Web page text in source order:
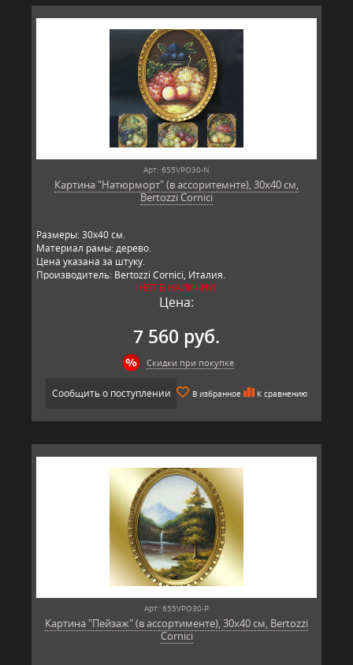
Арт: 655VPO30-N
Картина "Натюрморт" (в ассоритемнте), 30х40 см,
Bertozzi Cornici
Размеры: 30х40 см.
Материал рамы: дерево.
Цена указана за штуку.
Производитель: Bertozzi Cornici, Италия.
НЕТ В НАЛИЧИИ
Цена:
7 560 руб.
Скидки при покупке
Сообщить о поступлении В избранное К сравнению
Арт: 655VPO30-P
Картина "Пейзаж" (в ассортименте), 30х40 см, Bertozzi
Cornici